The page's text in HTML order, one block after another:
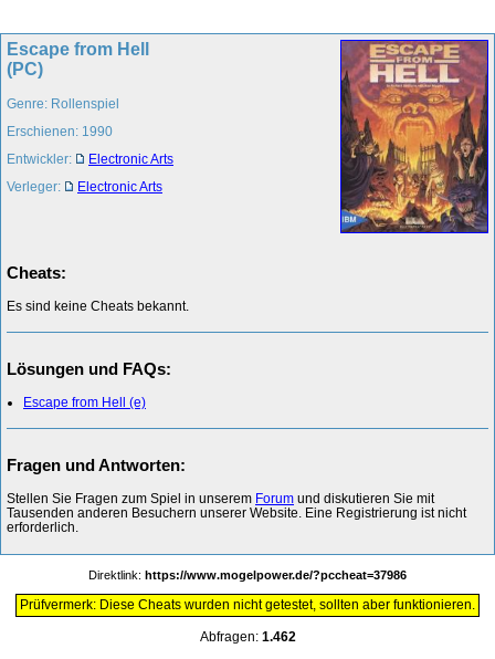
Escape from Hell
(PC)
Genre: Rollenspiel
Erschienen: 1990
Entwickler:
Electronic Arts
Verleger:
Electronic Arts
Cheats:
Es sind keine Cheats bekannt.
Lösungen und FAQs:
Escape from Hell (e)
Fragen und Antworten:
Stellen Sie Fragen zum Spiel in unserem Forum und diskutieren Sie mit
Tausenden anderen Besuchern unserer Website. Eine Registrierung ist nicht
erforderlich.
Direktlink: https://www.mogelpower.de/?pccheat=37986
Prüfvermerk: Diese Cheats wurden nicht getestet, sollten aber funktionieren.
Abfragen: 1.462